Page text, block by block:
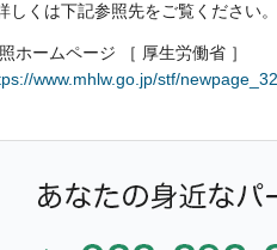
しくは下記参照先をご覧ください。
ホームページ ［ 厚生労働省 ］
www.mhlw.go.jp/stf/